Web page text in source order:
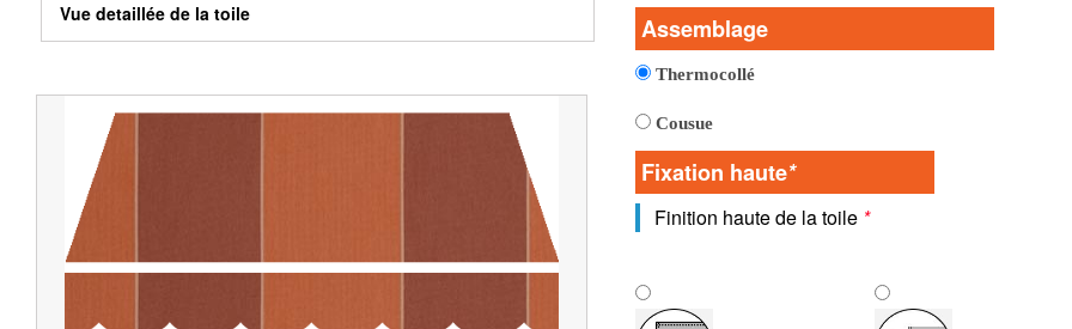
Vue detaillée de la toile Vue detaillée de la toile
Assemblage
Thermocollé
Cousue
Fixation haute*
Finition haute de la toile *